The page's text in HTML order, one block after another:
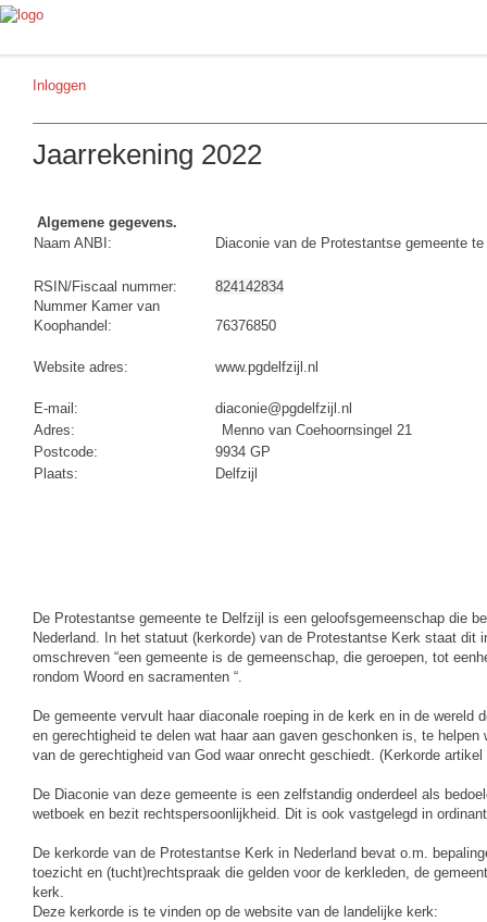
Inloggen
Jaarrekening 2022
Algemene gegevens.
Naam ANBI:
Diaconie van de Protestantse gemeente
RSIN/Fiscaal nummer:
Nummer Kamer van
Koophandel:
824142834
76376850
Website adres: www.pgdelfzijl.nl
E-mail:
diaconie@pgdelfzijl.nl
Adres:
Menno van Coehoornsingel 21
Postcode:
9934 GP
Plaats:
Delfzijl
De Protestantse gemeente te Delfzijl is een geloofsgemeenschap die
Nederland. In het statuut (kerkorde) van de Protestantse Kerk staat dit
omschreven “een gemeente is de gemeenschap, die geroepen, tot
rondom Woord en sacramenten “.
De gemeente vervult haar diaconale roeping in de kerk en in de wereld
en gerechtigheid te delen wat haar aan gaven geschonken is, te helpen
van de gerechtigheid van God waar onrecht geschiedt. (Kerkorde
De Diaconie van deze gemeente is een zelfstandig onderdeel als
wetboek en bezit rechtspersoonlijkheid. Dit is ook vastgelegd in
De kerkorde van de Protestantse Kerk in Nederland bevat o.m.
toezicht en (tucht)rechtspraak die gelden voor de kerkleden, de
kerk.
Deze kerkorde is te vinden op de website van de landelijke kerk: